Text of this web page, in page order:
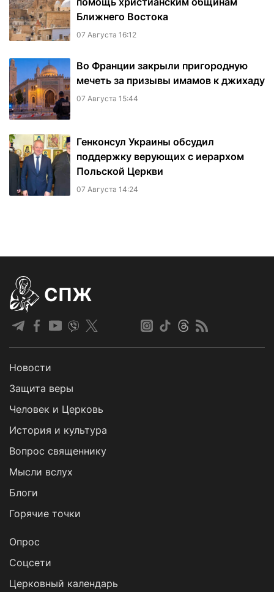
Ближнего Востока
07 Августа 16:12
Во Франции закрыли пригородную
мечеть за призывы имамов к джихаду
07 Августа 15:44
Генконсул Украины обсудил
поддержку верующих с иерархом
Польской Церкви
07 Августа 14:24
СПЖ
Новости
Защита веры
Человек и Церковь
История и культура
Вопрос священнику
Мысли вслух
Блоги
Горячие точки
Опрос
Cоцсети
Церковный календарь